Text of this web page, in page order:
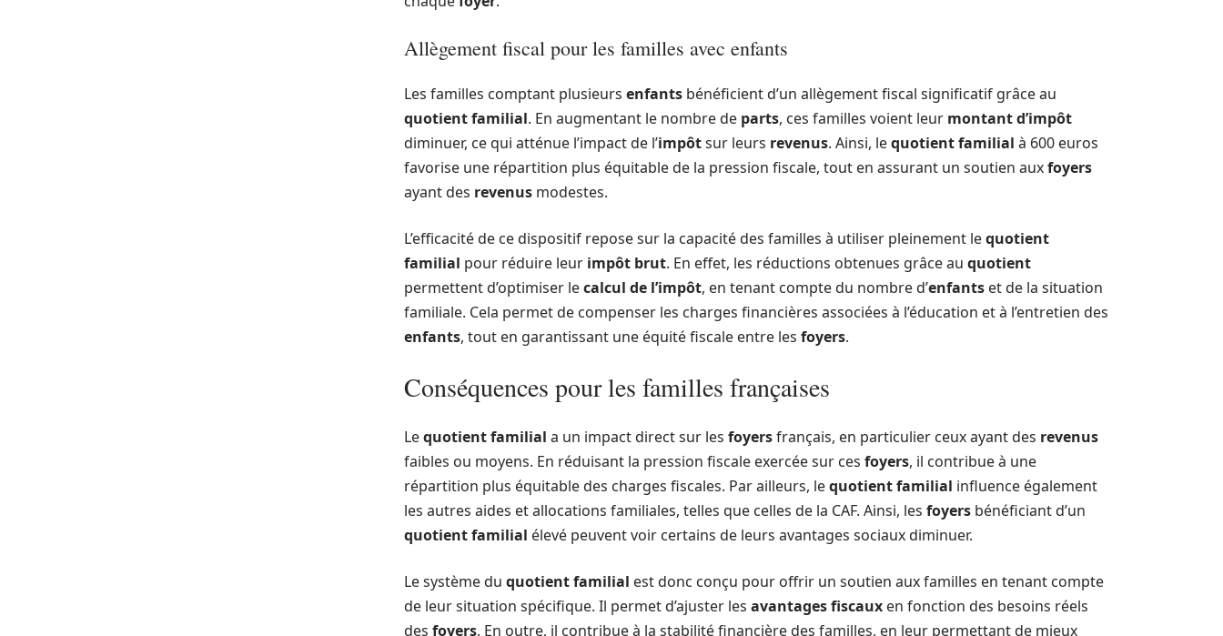
Allègement fiscal pour les familles avec enfants
Les familles comptant plusieurs enfants bénéficient d’un allègement fiscal significatif grâce au
quotient familial. En augmentant le nombre de parts, ces familles voient leur montant d’impôt
diminuer, ce qui atténue l’impact de l’impôtsur leurs revenus. Ainsi, lequotient familial à 600 euros
favorise une répartition plus équitable de la pression fiscale, tout en assurant un soutien auxfoyers
ayant des revenus modestes.
L’efficacité de ce dispositif repose sur la capacité des familles à utiliser pleinement lequotient
familial pour réduire leur impôt brut. En effet, les réductions obtenues grâce au quotient
permettent d’optimiser lecalcul de l’impôt, en tenant compte du nombre d’enfants et de la situation
familiale. Cela permet de compenser les charges financières associées à l’éducation et à l’entretien des
enfants, tout en garantissant une équité fiscale entre les foyers.
Conséquences pour les familles françaises
Lequotient familial a un impact direct sur les foyersfrançais, en particulier ceux ayant des revenus
faibles ou moyens. En réduisant la pression fiscale exercée sur ces foyers, il contribue à une
répartition plus équitable des charges fiscales. Par ailleurs, lequotient familial influence également
les autres aides et allocations familiales, telles que celles de la CAF. Ainsi, les foyers bénéficiant d’un
quotient familial élevé peuvent voir certains de leurs avantages sociaux diminuer.
Le système du quotient familial est donc conçu pour offrir un soutien aux familles en tenant compte
de leur situation spécifique. Il permet d’ajuster les avantages fiscaux en fonction des besoins réels
des foyers. En outre, il contribue à la stabilité financière des familles, en leur permettant de mieux